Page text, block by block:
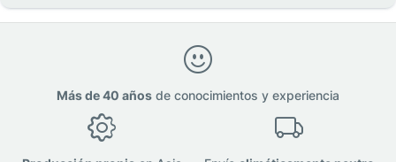
Más de 40 años de conocimientos y experiencia